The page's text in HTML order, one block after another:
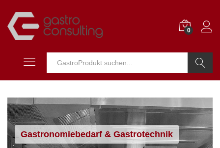
0
Gastronomiebedarf & Gastrotechnik